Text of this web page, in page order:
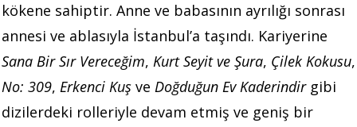
kökene sahiptir. Anne ve babasının ayrılığı sonrası
annesi ve ablasıyla İstanbul’a taşındı. Kariyerine
Sana Bir Sır Vereceğim, Kurt Seyit ve Şura, Çilek Kokusu,
No: 309, Erkenci Kuş ve Doğduğun Ev Kaderindirgibi
dizilerdeki rolleriyle devam etmiş ve geniş bir